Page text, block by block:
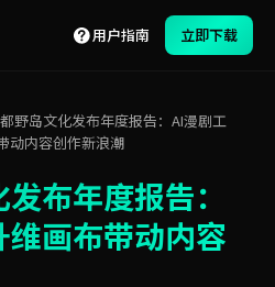
用户指南 立即下载
野岛文化发布年度报告：AI漫剧工
动内容创作新浪潮
布年度报告：
画布带动内容